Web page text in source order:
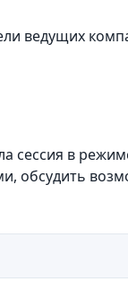
ведущих
сессия в
обсудить